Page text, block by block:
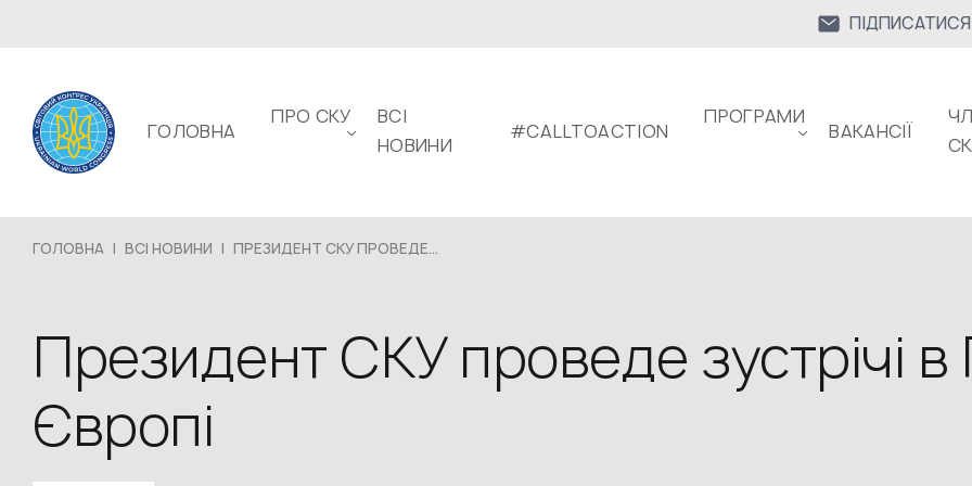
ГОЛОВНА
ПРО СКУ
ВСІ
НОВИНИ
#CALLTOACTION
ПРОГРАМИ
ВАКАНСІЇ
ГОЛОВНА | ВСІ НОВИНИ | ПРЕЗИДЕНТ СКУ ПРОВЕДЕ...
Президент СКУ проведе зустрічі в
Європі